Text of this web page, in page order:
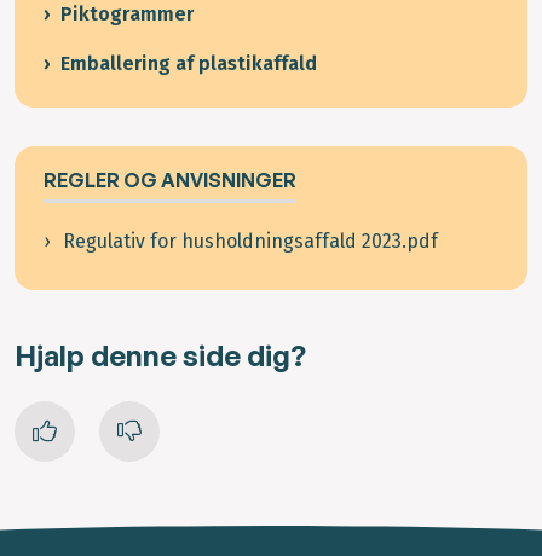
Piktogrammer
Emballering af plastikaffald
REGLER OG ANVISNINGER
Regulativ for husholdningsaffald 2023.pdf
Hjalp denne side dig?